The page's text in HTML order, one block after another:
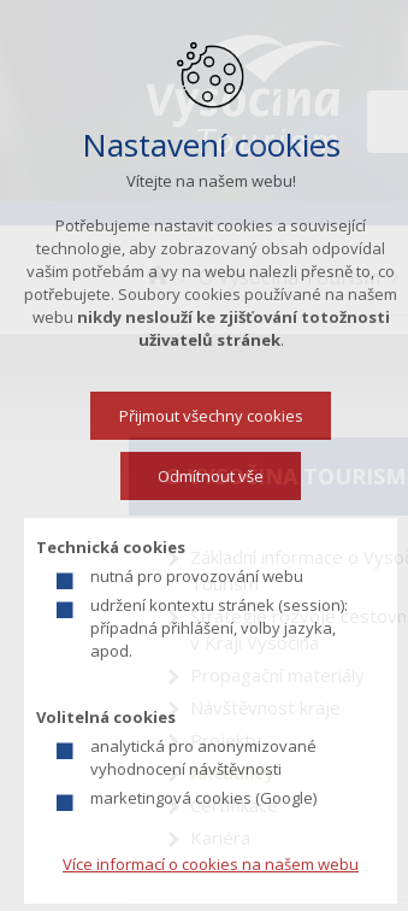
K
d
e
e
n
a
h
á
í
t
O Vysočina Tourism
O VYSOČINA TOURISM
Základní informace o
Tourism
Strategie rozvoje
v Kraji Vysočina
Projekty
Aktuality
Certifikace
Nastavení cookies
Vítejte na našem webu!
Potřebujeme nastavit cookies a související
technologie, aby zobrazovaný obsah odpovídal
vašim potřebám a vy na webu nalezli přesně to, co
potřebujete. Soubory cookies používané na našem
webu nikdy neslouží ke zjišťování totožnosti
uživatelů stránek.
Technická cookies
nutná pro provozování webu
udržení kontextu stránek (session):
případná přihlášení, volby jazyka,
apod.
Volitelná cookies
analytická pro anonymizované
vyhodnocení návštěvnosti
marketingová cookies (Google)
Více informací o cookies na našem webu
Přijmout všechny cookies
Odmítnout vše